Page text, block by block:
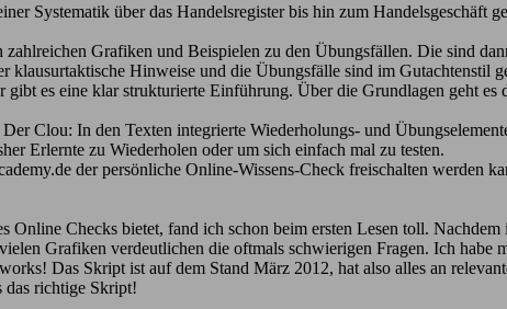
Systematik über das Handelsregister bis hin zum Handelsgeschäft
Grafiken und Beispielen zu den Übungsfällen. Die sind
Hinweise und die Übungsfälle sind im Gutachtenstil
es eine klar strukturierte Einführung. Über die Grundlagen geht
Clou: In den Texten integrierte Wiederholungs- und
Erlernte zu Wiederholen oder um sich einfach mal zu testen.
der persönliche Online-Wissens-Check freischalten werden
Checks bietet, fand ich schon beim ersten Lesen toll.
Grafiken verdeutlichen die oftmals schwierigen Fragen. Ich habe
Das Skript ist auf dem Stand März 2012, hat also alles an
das richtige Skript!